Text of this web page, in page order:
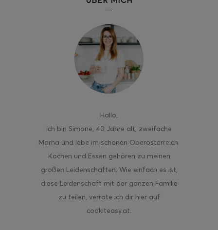
Hallo,
ich bin Simone, 40 Jahre alt, zweifache
Mama und lebe im schönen Oberösterreich.
Kochen und Essen gehören zu meinen
großen Leidenschaften. Wie einfach es ist,
diese Leidenschaft mit der ganzen Familie
zu teilen, verrate ich dir hier auf
cookiteasy.at.